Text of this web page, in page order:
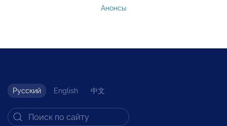
Анонсы
Русский English 中文